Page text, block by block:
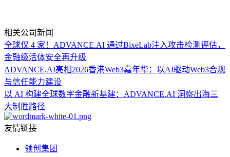
相关公司新闻
全球仅 4 家！ADVANCE.AI 通过BixeLab注入攻击检测评估，
金融级活体安全再升级
ADVANCE.AI亮相2026香港Web3嘉年华：以AI驱动Web3合规
与信任能力建设
以 AI 构建全球数字金融新基建：ADVANCE.AI 洞察出海三
大制胜路径
友情链接
领创集团